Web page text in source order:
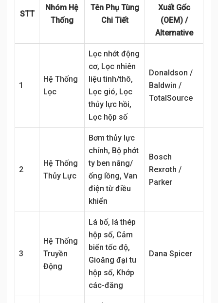
STT
Nhóm Hệ
Thống
Tên Phụ Tùng
Chi Tiết
Xuất Gốc
(OEM) /
Alternative
1
Hệ Thống
Lọc
Lọc nhớt động
cơ, Lọc nhiên
liệu tinh/thô,
Lọc gió, Lọc
thủy lực hồi,
Lọc hộp số
Donaldson /
Baldwin /
TotalSource
2
Hệ Thống
Thủy Lực
Bơm thủy lực
chính, Bộ phớt
ty ben nâng/
ống lồng, Van
điện từ điều
khiển
Bosch
Rexroth /
Parker
3
Hệ Thống
Truyền
Động
Lá bố, lá thép
hộp số, Cảm
biến tốc độ,
Gioăng đại tu
hộp số, Khớp
các-đăng
Dana Spicer